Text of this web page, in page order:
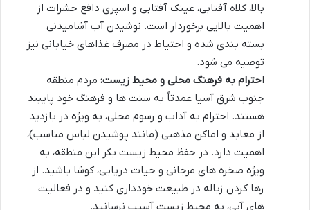
بالا، کلاه آفتابی، عینک آفتابی و اسپری دافع حشرات از
اهمیت بالایی برخوردار است. نوشیدن آب آشامیدنی
بسته بندی شده و احتیاط در مصرف غذاهای خیابانی نیز
توصیه می شود.
احترام به فرهنگ محلی و محیط زیست: مردم منطقه
جنوب شرق آسیا عمدتاً به سنت ها و فرهنگ خود پایبند
هستند. احترام به آداب و رسوم محلی، به ویژه در بازدید
از معابد و اماکن مذهبی (مانند پوشیدن لباس مناسب)،
اهمیت دارد. در حفظ محیط زیست بکر این منطقه، به
ویژه صخره های مرجانی و حیات دریایی، کوشا باشید. از
رها کردن زباله در طبیعت خودداری کنید و در فعالیت
های آبی، به محیط زیست آسیب نرسانید.